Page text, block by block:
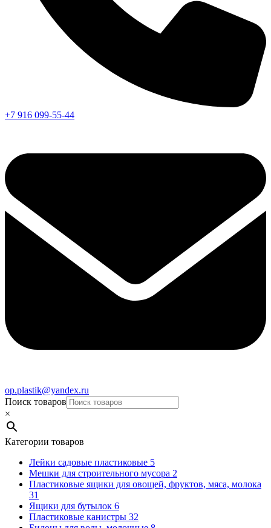
+7 916 099-55-44
op.plastik@yandex.ru
Поиск товаров
×
Категории товаров
Лейки садовые пластиковые 5
Мешки для строительного мусора 2
Пластиковые ящики для овощей, фруктов, мяса, молока
31
Ящики для бутылок 6
Пластиковые канистры 32